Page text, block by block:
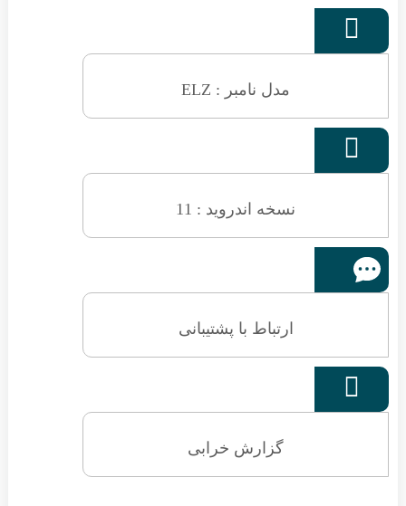

مدل نامبر : ELZ

نسخه اندروید : 11
ارتباط با پشتیبانی

گزارش خرابی